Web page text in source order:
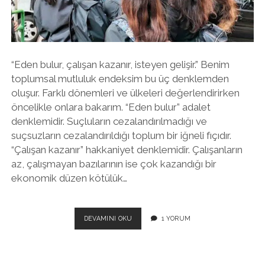
twitterfacebook
instagram
“Eden bulur, çalışan kazanır, isteyen gelişir.” Benim
toplumsal mutluluk endeksim bu üç denklemden
oluşur. Farklı dönemleri ve ülkeleri değerlendirirken
öncelikle onlara bakarım. “Eden bulur” adalet
denklemidir. Suçluların cezalandırılmadığı ve
suçsuzların cezalandırıldığı toplum bir iğneli fıçıdır.
“Çalışan kazanır” hakkaniyet denklemidir. Çalışanların
az, çalışmayan bazılarının ise çok kazandığı bir
ekonomik düzen kötülük…
DEVAMINI OKU İRANLI
KADINLAR
1 YORUM